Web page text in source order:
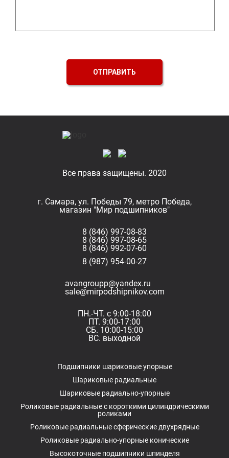
ОТПРАВИТЬ
Все права защищены. 2020
г. Самара, ул. Победы 79, метро Победа,
магазин "Мир подшипников"
8 (846) 997-08-83
8 (846) 997-08-65
8 (846) 992-07-60
8 (987) 954-00-27
avangroupp@yandex.ru
sale@mirpodshipnikov.com
ПН.-ЧТ. с 9:00-18:00
ПТ. 9:00-17:00
СБ. 10:00-15:00
ВС. выходной
Подшипники шариковые упорные
Шариковые радиальные
Шариковые радиально-упорные
Роликовые радиальные с короткими цилиндрическими
роликами
Роликовые радиальные сферические двухрядные
Роликовые радиально-упорные конические
Высокоточные подшипники шпинделя